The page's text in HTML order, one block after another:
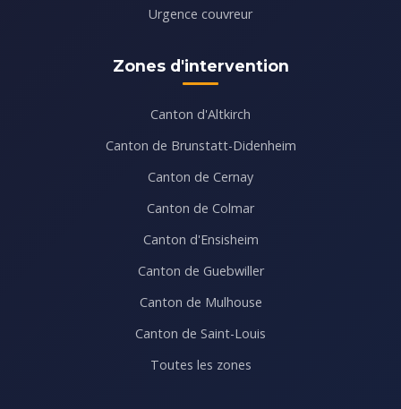
Urgence couvreur
Zones d'intervention
Canton d'Altkirch
Canton de Brunstatt-Didenheim
Canton de Cernay
Canton de Colmar
Canton d'Ensisheim
Canton de Guebwiller
Canton de Mulhouse
Canton de Saint-Louis
Toutes les zones